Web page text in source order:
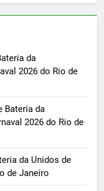
da
2026 do Rio de
Bateria da
2026 do Rio de
da Unidos de
de Janeiro